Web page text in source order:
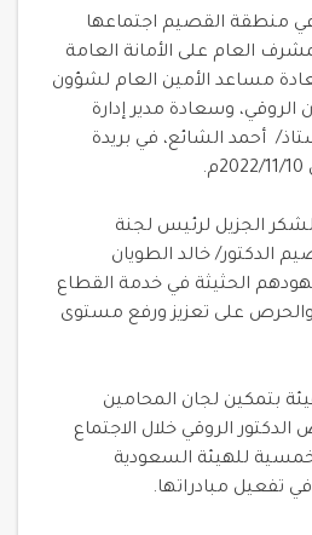
منطقة القصيم اجتماعها
العام على الأمانة العامة
مساعد الأمين العام لشؤون
وسعادة مدير إدارة
أحمد الشائع، في بريدة
الجزيل لرئيس لجنة
خالد الطويان
الحثيثة في خدمة القطاع
على تعزيز ورفع مستوى
بتمكين لجان المحامين
الروقي خلال الاجتماع
للهيئة السعودية
تفعيل مبادراتها.